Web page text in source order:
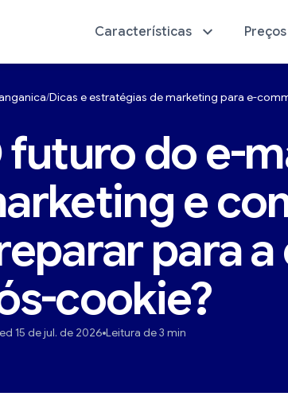
Características
Diagnóstico da
Preços
Dicas e estratégias de marketing para e-
futuro do e-
e
para a
cookie?
15 de jul. de 2026 Leitura de 3 min